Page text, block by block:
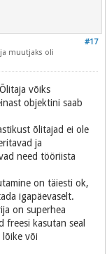
#17
muutjaks oli
võiks
objektini saab
õlitajad ei ole
ja
need tööriista
on täiesti ok,
igapäevaselt.
on superhea
kasutan seal
lõike või